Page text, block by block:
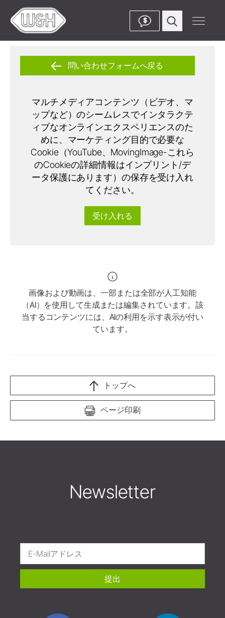
$
問い合わせフォームへ戻る
マルチメディアコンテンツ（ビデオ、マ
ップなど）のシームレスでインタラクテ
ィブなオンラインエクスペリエンスのた
めに、マーケティング目的で必要な
Cookie（YouTube、MovingImage-これら
のCookieの詳細情報はインプリント/デ
ータ保護にあります）の保存を受け入れ
てください。
受け入れる
画像および動画は、一部または全部が人工知能
（AI）を使用して生成または編集されています。該
当するコンテンツには、AIの利用を示す表示が付い
ています。
ページ印刷
トップへ
Newsletter
提出